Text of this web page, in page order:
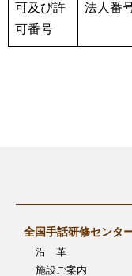
可及び許
可番号
法人番
全国手話研修センタ
沿 革
施設ご案内